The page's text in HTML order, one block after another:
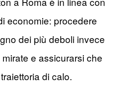
economie: procedere
dei più deboli invece
e assicurarsi che
di calo.